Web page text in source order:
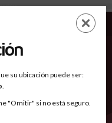
EN
su ubicación puede ser:
.
"Omitir" si no está seguro.